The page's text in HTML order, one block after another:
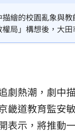
歲 01:10
元 01:00
00:49
繪的校園亂象與
局」構想後，大
面臨的問題。
劇熱潮，劇中
畿道教育監安
表示，將推動